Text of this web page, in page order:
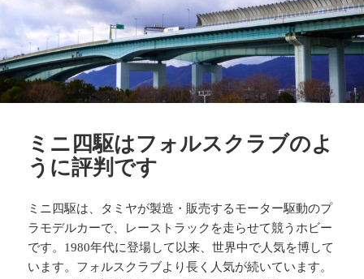
ミニ四駆はフォルスクラブのよ
うに評判です
ミニ四駆は、タミヤが製造・販売するモーター駆動のプ
ラモデルカーで、レーストラックを走らせて競うホビー
です。1980年代に登場して以来、世界中で人気を博して
います。フォルスクラブより長く人気が続いています。